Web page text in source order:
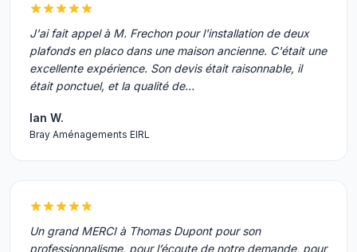
J'ai fait appel à M. Frechon pour l'installation de deux
plafonds en placo dans une maison ancienne. C'était une
excellente expérience. Son devis était raisonnable, il
était ponctuel, et la qualité de…
Ian W.
Bray Aménagements EIRL
Un grand MERCI à Thomas Dupont pour son
professionnalisme, pour l’écoute de notre demande, pour